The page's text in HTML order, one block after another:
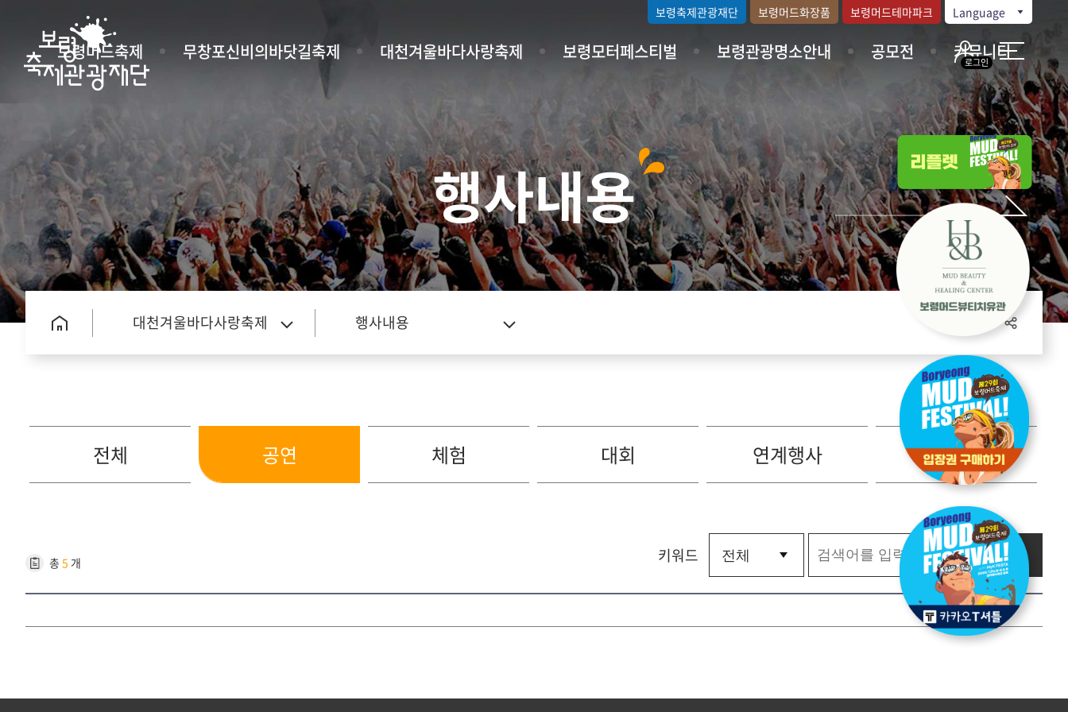
보령머드축제 무창포신비의바닷길축제 대천겨울바다사랑축제 보령모터페스티벌 보령관광명소안내 공모전 커뮤니티
보령축제관광재단 보령머드화장품 보령머드테마파크 Language
로그인
행사내용
대천겨울바다사랑축제 행사내용
전체 공연 체험 대회 연계행사 전시판매
총 5 개 키워드